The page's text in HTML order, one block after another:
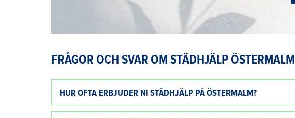
FRÅGOR OCH SVAR OM STÄDHJÄLP ÖSTERMALM
HUR OFTA ERBJUDER NI STÄDHJÄLP PÅ ÖSTERMALM?